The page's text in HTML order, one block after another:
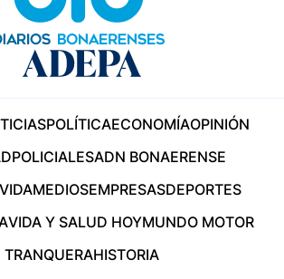
POLÍTICAECONOMÍAOPINIÓN
POLICIALESADN BONAERENSE
MEDIOSEMPRESASDEPORTES
VIDA Y SALUD HOYMUNDO MOTOR
TRANQUERAHISTORIA